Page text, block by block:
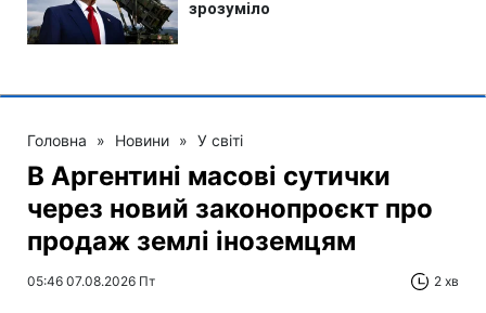
Головна » Новини » У світі
В Аргентині масові сутички
через новий законопроєкт про
продаж землі іноземцям
05:46 07.08.2026 Пт 2 хв